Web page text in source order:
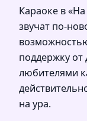
Караоке в
звучат по-
поддержку от
любителями
на ура.